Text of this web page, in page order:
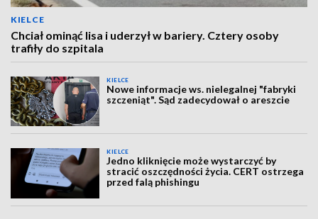
KIELCE
Chciał ominąć lisa i uderzył w bariery. Cztery osoby
trafiły do szpitala
KIELCE
Nowe informacje ws. nielegalnej "fabryki
szczeniąt". Sąd zadecydował o areszcie
KIELCE
Jedno kliknięcie może wystarczyć by
stracić oszczędności życia. CERT ostrzega
przed falą phishingu